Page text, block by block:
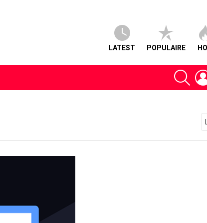
LATEST POPULAIRE